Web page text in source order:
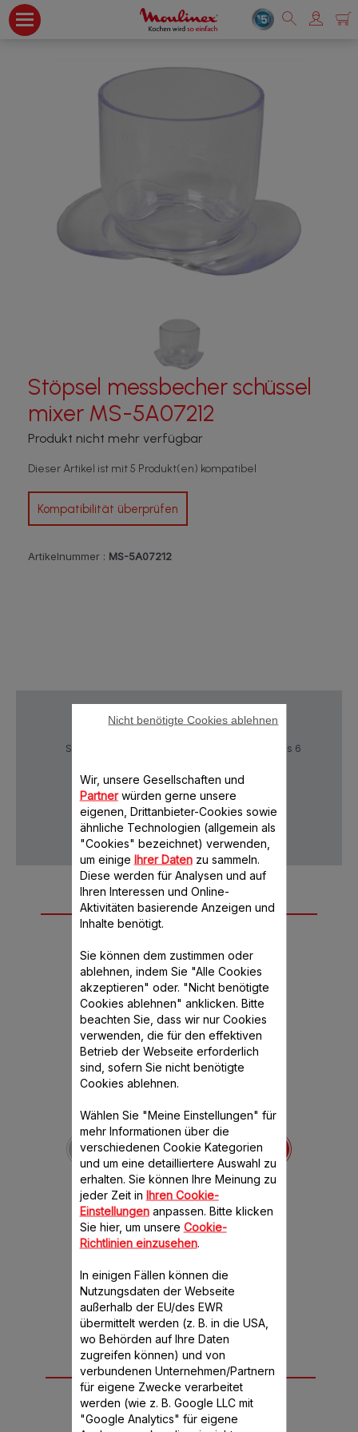
Stöpsel messbecher schüssel
mixer MS-5A07212
Produkt nicht mehr verfügbar
Dieser Artikel ist mit 5 Produkt(en) kompatibel
Kompatibilität überprüfen
Artikelnummer : MS-5A07212
Sichere Zahlung
Lieferzeiten: 5 bis 6
Datenschutz AGB
Weiteres
empfohlenes
Zubehör
Kaffee- und
Gewürzmühle SS-
1530000413
Finden Sie den süßen Duft
von frisch gemahlenem
Kaffee.
Verfügbare Menge.
CHF 18.20
Passend für 5
Produkt(e)
Wir, unsere Gesellschaften und
Partnerwürden gerne unsere
eigenen, Drittanbieter-Cookies sowie
ähnliche Technologien (allgemein als
"Cookies" bezeichnet) verwenden,
um einige Ihrer Datenzu sammeln.
Diese werden für Analysen und auf
Ihren Interessen und Online-
Aktivitäten basierende Anzeigen und
Inhalte benötigt.
Sie können dem zustimmen oder
ablehnen, indem Sie "Alle Cookies
akzeptieren" oder. "Nicht benötigte
Cookies ablehnen" anklicken. Bitte
beachten Sie, dass wir nur Cookies
verwenden, die für den effektiven
Betrieb der Webseite erforderlich
sind, sofern Sie nicht benötigte
Cookies ablehnen.
Wählen Sie "Meine Einstellungen" für
mehr Informationen über die
verschiedenen Cookie Kategorien
und um eine detailliertere Auswahl zu
erhalten. Sie können Ihre Meinung zu
jeder Zeit in Ihren Cookie-
Einstellungenanpassen. Bitte klicken
Sie hier, um unsere Cookie-
Richtlinien einzusehen.
In einigen Fällen können die
Nutzungsdaten der Webseite
außerhalb der EU/des EWR
übermittelt werden (z. B. in die USA,
wo Behörden auf Ihre Daten
zugreifen können) und von
verbundenen Unternehmen/Partnern
für eigene Zwecke verarbeitet
werden (wie z. B. Google LLC mit
"Google Analytics" für eigene
Nicht benötigte Cookies ablehnen